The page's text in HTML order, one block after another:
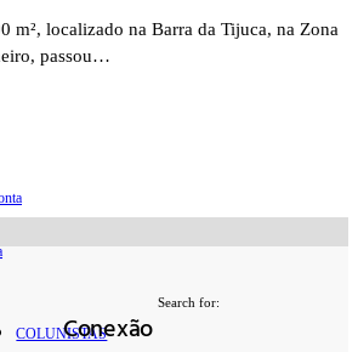
m², localizado na Barra da Tijuca, na Zona
passou…
COLUNISTASConexão
Search for: